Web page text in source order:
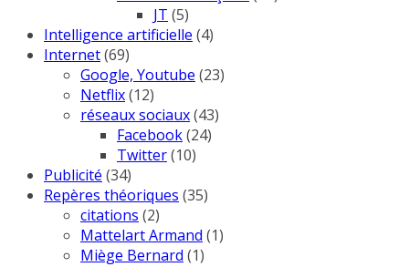
JT (5)
Intelligence artificielle (4)
Internet(69)
Google, Youtube (23)
Netflix(12)
réseaux sociaux(43)
Facebook(24)
Twitter(10)
Publicité (34)
Repères théoriques (35)
citations (2)
Mattelart Armand (1)
Miège Bernard (1)